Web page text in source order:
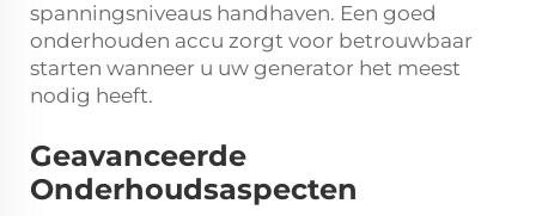
spanningsniveaus handhaven. Een goed
onderhouden accu zorgt voor betrouwbaar
starten wanneer u uw generator het meest
nodig heeft.
Geavanceerde
Onderhoudsaspecten